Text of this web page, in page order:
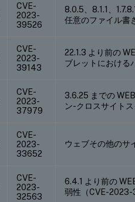
CVE-
2023-
39526
8.0.5、8.1.1、
任意のファイル書
CVE-
2023-
39143
22.1.3 より前の
ブレットにおける
CVE-
2023-
37979
3.6.25 までの
ン-クロスサイト
CVE-
2023-
33652
ウェブその他のサ
CVE-
2023-
32563
6.4.1 より前の
弱性（CVE-2023-